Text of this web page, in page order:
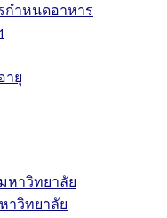
กำหนดอาหาร
ายุ
หาวิทยาลัย
าวิทยาลัย